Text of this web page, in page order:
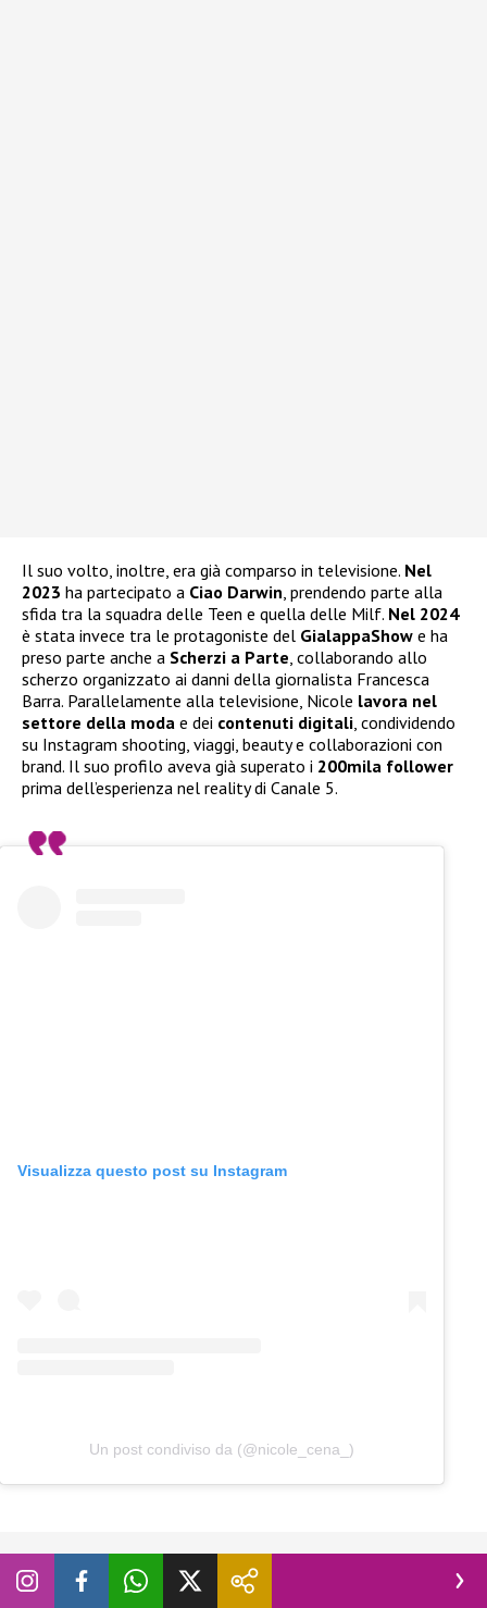
Il suo volto, inoltre, era già comparso in televisione. Nel
2023 ha partecipato a Ciao Darwin , prendendo parte alla
sfida tra la squadra delle Teen e quella delle Milf. Nel 2024
è stata invece tra le protagoniste del GialappaShow e ha
preso parte anche a Scherzi a Parte , collaborando allo
scherzo organizzato ai danni della giornalista Francesca
Barra. Parallelamente alla televisione, Nicole lavora nel
settore della moda e dei contenuti digitali , condividendo
su Instagram shooting, viaggi, beauty e collaborazioni con
brand. Il suo profilo aveva già superato i 200mila follower
prima dell’esperienza nel reality di Canale 5.
Visualizza questo post su Instagram
Un post condiviso da (@nicole_cena_)